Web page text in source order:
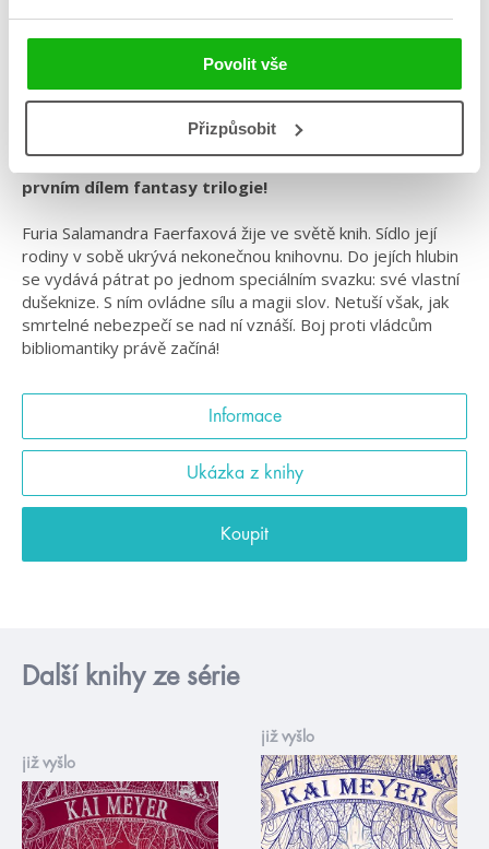
Povolit vše
Přizpůsobit
Žánr: Fantasy
Série: Stránky světa
#kaimeyer #knihyvknize #stránkysvěta
Ponořte se do nekonečna a ovládněte magii slov s
prvním dílem fantasy trilogie!
Furia Salamandra Faerfaxová žije ve světě knih. Sídlo její
rodiny v sobě ukrývá nekonečnou knihovnu. Do jejích hlubin
se vydává pátrat po jednom speciálním svazku: své vlastní
dušeknize. S ním ovládne sílu a magii slov. Netuší však, jak
smrtelné nebezpečí se nad ní vznáší. Boj proti vládcům
bibliomantiky právě začíná!
Informace
Ukázka z knihy
Koupit
Další knihy ze série
již vyšlo
již vyšlo